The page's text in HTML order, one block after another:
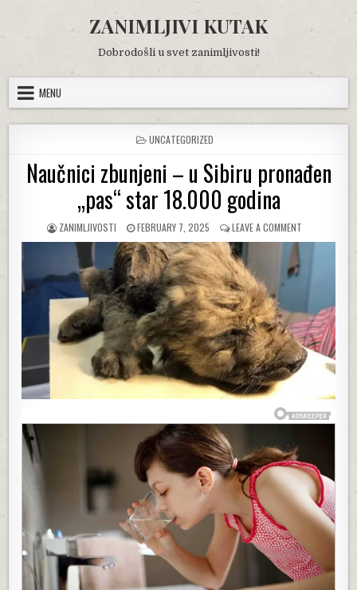
content
ZANIMLJIVI KUTAK
Dobrodošli u svet zanimljivosti!
MENU
POSTED
IN
UNCATEGORIZED
Naučnici zbunjeni – u Sibiru pronađen
„pas“ star 18.000 godina
AUTHOR:
ZANIMLJIVOSTI
PUBLISHED
DATE:
FEBRUARY 7, 2025 LEAVE A COMMENT
NAUČNICI
PRONAĐEN
„PAS“
STAR
18.000
GODINA